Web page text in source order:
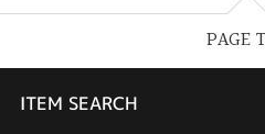
PAGE
ITEM SEARCH